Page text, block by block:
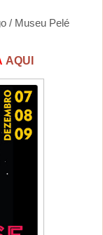
/ Museu Pelé
AQUI